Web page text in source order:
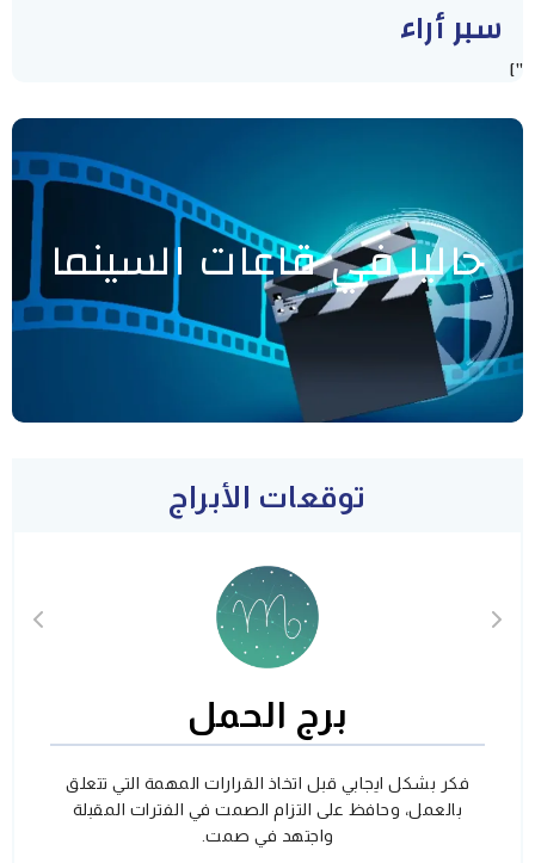
سبر أراء
"]
حاليا في قاعات السينما
توقعات الأبراج
برج الحمل
فكر بشكل ايجابي قبل اتخاذ القرارات المهمة التي تتعلق
بالعمل، وحافظ على التزام الصمت في الفترات المقبلة
واجتهد في صمت.